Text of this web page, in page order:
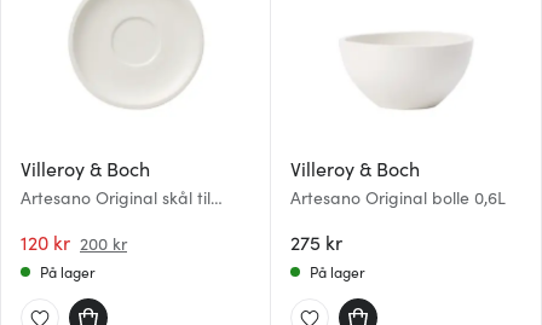
Villeroy & Boch
Artesano Original skål til
120 kr 200 kr
På lager
Villeroy & Boch
Artesano Original bolle 0,6L
275 kr
På lager